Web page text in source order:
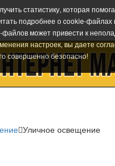
Уличное освещение
статистику, которая
подробнее о cookie-файлах
может привести к
настроек, вы даете
совершенно безопасно!